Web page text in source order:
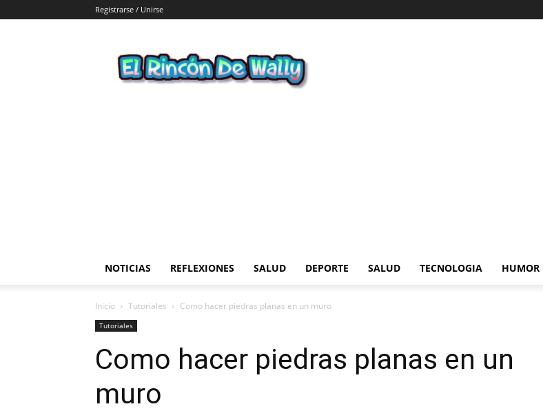
Registrarse / Unirse
Rincon
de
NOTICIAS REFLEXIONES SALUD DEPORTE SALUD TECNOLOGIA HUMOR
Inicio Tutoriales Como hacer piedras planas en un muro
Tutoriales
Como hacer piedras planas en un
muro